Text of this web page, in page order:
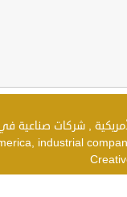
industrial